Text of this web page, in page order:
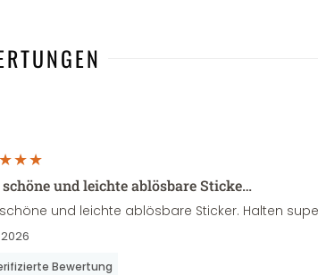
und leichte ablösbare Sticke…
und leichte ablösbare Sticker. Halten
Bewertung